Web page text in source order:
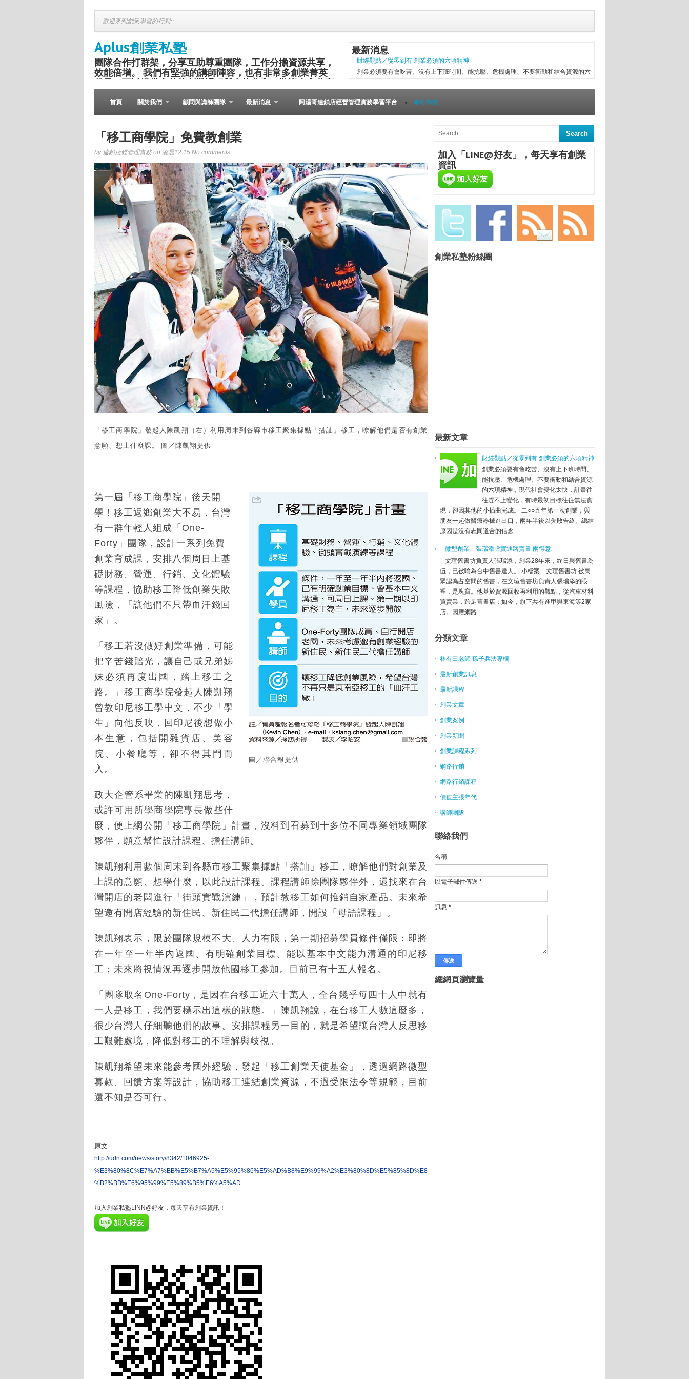
歡迎來到創業學習的行列~
Aplus創業私塾
團隊合作打群架，分享互助尊重團隊，工作分擔資源共享，
效能倍增。 我們有堅強的講師陣容，也有非常多創業菁英
份子，可以提供完整的創業課程與食物分享，歡迎大家共襄
盛舉。
最新消息
財經觀點／從零到有 創業必須的六項精神
創業必須要有會吃苦、沒有上下班時間、能抗壓、危機處理、不要衝動和結合資源的六
以失敗告終。總結原因是沒有志同道合的信念...
文瑄舊書坊負責人張瑞添，創業28年來，終日與舊書為伍，已被喻為台中舊書達人。
小檔案 文瑄舊書坊 被民眾認為占空間的舊書，在文瑄舊書坊負責人張瑞添的眼裡，
是塊寶。他基於資源回收再利用的觀點，從汽車材料買賣業，跨足舊書店；如今，旗下
共有逢甲與東海等2家店。因應網路...
[Meet創業之星] ALCHEMA：今天開始，享受專屬於你的自釀美酒！
桌上必備餐點，與人民生活息息相關；在美國酒館也琳瑯滿目，熱愛自
由的美國人，不論場合一定要把酒言歡，增進彼此感情，更不用說日本
人的居酒屋文化、韓國的炸機配燒酒等等。全球的飲酒文化盛行，你還
在等什麼？開始動手自己做吧！...
創業菁英班創業私塾版權所有請尊重智慧財產權勿任意轉載違者依法必究. 技術提供：
Blogger.
Blog Archive
►2016(267)
▼2015(817)
►12月
(63)
►
11月(62)
►10月(68)
►9月(78)
►
8月(89)
▼7月(57)
創業成功，不在你有多少錢——而在於有沒有掌握對的「時機」
〈中部〉創業基地築夢 台中青年「摘星」九月啟航
活用電商平台 實踐創業理想夢
老屋翻身！ 3大老屋區吸年輕人創業
異塵行者(Esor) 老師
黃志聰顧問
青年創業能否成功 靠個人特質
為父母返鄉 女主管種菇創業
微型創業－蘇立文賣優格 社會責任擺第一
百年建築咖啡香──專訪牧師樓古蹟庭園咖啡
Sliders創辦人徐浩庭 一圓自行車創業夢
到大陸創業？ 李開復：失敗機率大但成功變「獨角獸」
電動雙輪市場革命，凱納科技低調參戰
台灣新創，手向通簡子復：參訪中國創業環境下的衝擊！
商業虛與實－創業缺資金 兩撇步解決
青創基地授牌 供更多創業機會
徐井宏：90後不「靠爸」，創業將是中國新常態
最倒楣的創業家Uber創辦人的狼性戰鬥法
北市推青年創業 「天使投資補助計畫」受理申請
傅盛：怎樣做一個創業公司CEO？
政府捧著銀子想幫忙 為什麼創業者寧願借錢也不申請補助？
賽富亞洲投資基金合夥人閻焱：錢多人傻，創業變成了一種集體行動
創業家簽證正式開跑！國際人才來台創業門檻大幅降低
大陸瘋創業系列報導之2－不畏電商夯 台女開店衣樣賣
2015/7/23私塾網聚Uber如何進行行銷？
創力坊助創業 有辦公室有師資
在大型企業內部創業，是怎樣一種體驗？
阿里百川砸百億 挺App創業
創客基地 幫青年創業逐夢
柏林成創業公司搖籃 小公司獲大成功
台灣創新創業中心可加快實現美國夢?
分享創業經驗 張善政：軟體至上
王品戴勝益閃退 創業青年可引以為鑑
各式各樣的募資平台，有創業資金需求要怎麼選擇？
「移工商學院」免費教創業
[李開復] 如何去中國大陸創業
調查指7成大陸互聯網創業公司 首選北上廣
微型創業－Emma's Cafe美食飄香 饕客盈門
前主播冀30歲前創業 轉行做紅娘為他人牽紅綫
徐挺耀善用資源 創業、公益共榮
創業飛豬與台灣玩家 兩岸創客大不同
5月(45)
► 3月(69)
創業文章
首頁 關於我們 顧問與講師團隊 最新消息 阿湯哥連鎖店經營管理實務學習平台 網站導覽
「移工商學院」免費教創業
by 連鎖店經管理實務 on 凌晨12:15 No comments
「移工商學院」發起人陳凱翔（右）利用周末到各縣市移工聚集據點「搭訕」移工，瞭解他們是否有創業
意願、想上什麼課。 圖／陳凱翔提供
圖／聯合報提供
第一屆「移工商學院」後天開
學！移工返鄉創業大不易，台灣
有一群年輕人組成「One-
Forty」團隊，設計一系列免費
創業育成課，安排八個周日上基
礎財務、營運、行銷、文化體驗
等課程，協助移工降低創業失敗
風險，「讓他們不只帶血汗錢回
家」。
「移工若沒做好創業準備，可能
把辛苦錢賠光，讓自己或兄弟姊
妹必須再度出國，踏上移工之
路。」移工商學院發起人陳凱翔
曾教印尼移工學中文，不少「學
生」向他反映，回印尼後想做小
本生意，包括開雜貨店、美容
院、小餐廳等，卻不得其門而
入。
政大企管系畢業的陳凱翔思考，
或許可用所學商學院專長做些什
麼，便上網公開「移工商學院」計畫，沒料到召募到十多位不同專業領域團隊
夥伴，願意幫忙設計課程、擔任講師。
陳凱翔利用數個周末到各縣市移工聚集據點「搭訕」移工，瞭解他們對創業及
上課的意願、想學什麼，以此設計課程。課程講師除團隊夥伴外，還找來在台
灣開店的老闆進行「街頭實戰演練」，預計教移工如何推銷自家產品。未來希
望邀有開店經驗的新住民、新住民二代擔任講師，開設「母語課程」。
陳凱翔表示，限於團隊規模不大、人力有限，第一期招募學員條件僅限：即將
在一年至一年半內返國、有明確創業目標、能以基本中文能力溝通的印尼移
工；未來將視情況再逐步開放他國移工參加。目前已有十五人報名。
「團隊取名One-Forty，是因在台移工近六十萬人，全台幾乎每四十人中就有
一人是移工，我們要標示出這樣的狀態。」陳凱翔說，在台移工人數這麼多，
很少台灣人仔細聽他們的故事。安排課程另一目的，就是希望讓台灣人反思移
工艱難處境，降低對移工的不理解與歧視。
陳凱翔希望未來能參考國外經驗，發起「移工創業天使基金」，透過網路微型
募款、回饋方案等設計，協助移工連結創業資源，不過受限法令等規範，目前
還不知是否可行。
原文:
http://udn.com/news/story/8342/1046925-
%E3%80%8C%E7%A7%BB%E5%B7%A5%E5%95%86%E5%AD%B8%E9%99%A2%E3%80%8D%E5%85%8D%E8
%B2%BB%E6%95%99%E5%89%B5%E6%A5%AD
加入創業私塾LINN@好友，每天享有創業資訊！
加入「LINE@好友」，每天享有創業
資訊
創業私塾粉絲團
最新文章
財經觀點／從零到有 創業必須的六項精神
創業必須要有會吃苦、沒有上下班時間、
能抗壓、危機處理、不要衝動和結合資源
的六項精神，現代社會變化太快，計畫往
往趕不上變化，有時最初目標往往無法實
現，卻因其他的小插曲完成。 二○○五年第一次創業，與
朋友一起做醫療器械進出口，兩年半後以失敗告終。總結
原因是沒有志同道合的信念...
微型創業－張瑞添虛實通路賣書 兩得意
文瑄舊書坊負責人張瑞添，創業28年來，終日與舊書為
伍，已被喻為台中舊書達人。 小檔案 文瑄舊書坊 被民
眾認為占空間的舊書，在文瑄舊書坊負責人張瑞添的眼
裡，是塊寶。他基於資源回收再利用的觀點，從汽車材料
買賣業，跨足舊書店；如今，旗下共有逢甲與東海等2家
店。因應網路...
分類文章
林有田老師 孫子兵法專欄
最新創業訊息
最新課程
創業文章
創業案例
創業新聞
創業課程系列
網路行銷
網路行銷課程
價值主張年代
講師團隊
聯絡我們
名稱
以電子郵件傳送 *
訊息 *
總網頁瀏覽量